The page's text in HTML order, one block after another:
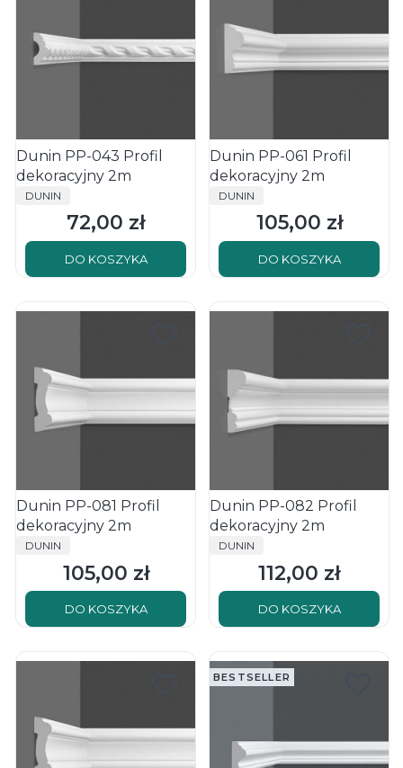
Dunin PP-043 Profil
dekoracyjny 2m
PRODUCENT
DUNIN
Cena
72,00 zł
DO KOSZYKA
Dunin PP-061 Profil
dekoracyjny 2m
PRODUCENT
DUNIN
Cena
105,00 zł
DO KOSZYKA
Dunin PP-081 Profil
dekoracyjny 2m
PRODUCENT
DUNIN
Cena
105,00 zł
DO KOSZYKA
Dunin PP-082 Profil
dekoracyjny 2m
PRODUCENT
DUNIN
Cena
112,00 zł
DO KOSZYKA
BESTSELLER